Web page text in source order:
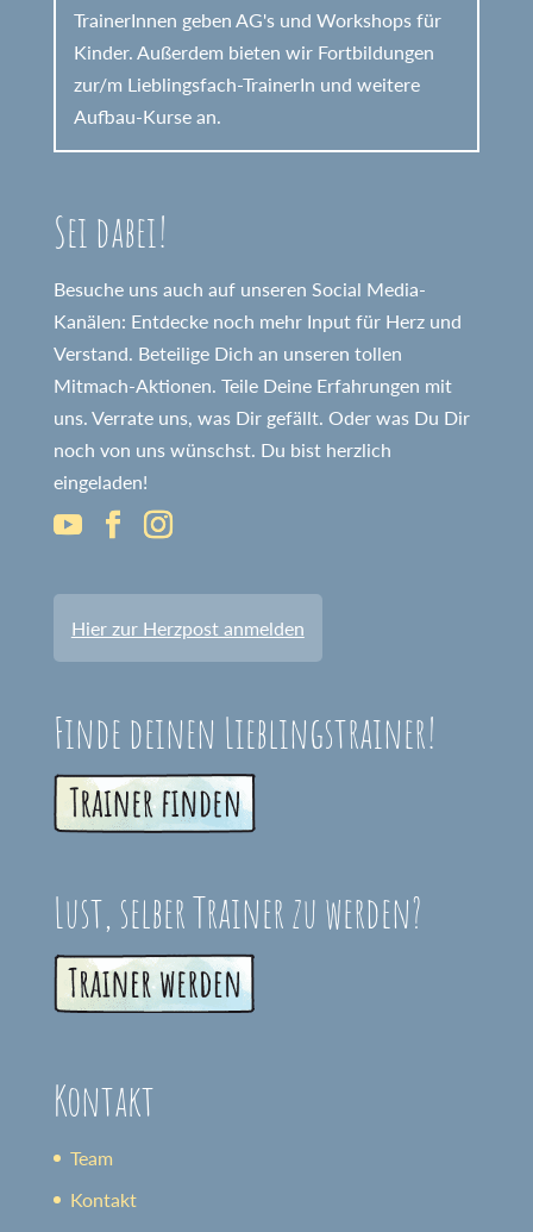
TrainerInnen geben AG's und Workshops für
Kinder. Außerdem bieten wir Fortbildungen
zur/m Lieblingsfach-TrainerIn und weitere
Aufbau-Kurse an.
Sei dabei!
Besuche uns auch auf unseren Social Media-
Kanälen: Entdecke noch mehr Input für Herz und
Verstand. Beteilige Dich an unseren tollen
Mitmach-Aktionen. Teile Deine Erfahrungen mit
uns. Verrate uns, was Dir gefällt. Oder was Du Dir
noch von uns wünschst. Du bist herzlich
eingeladen!
Hier zur Herzpost anmelden
Finde deinen Lieblingstrainer!
Lust, selber Trainer zu werden?
Kontakt
Team
Kontakt